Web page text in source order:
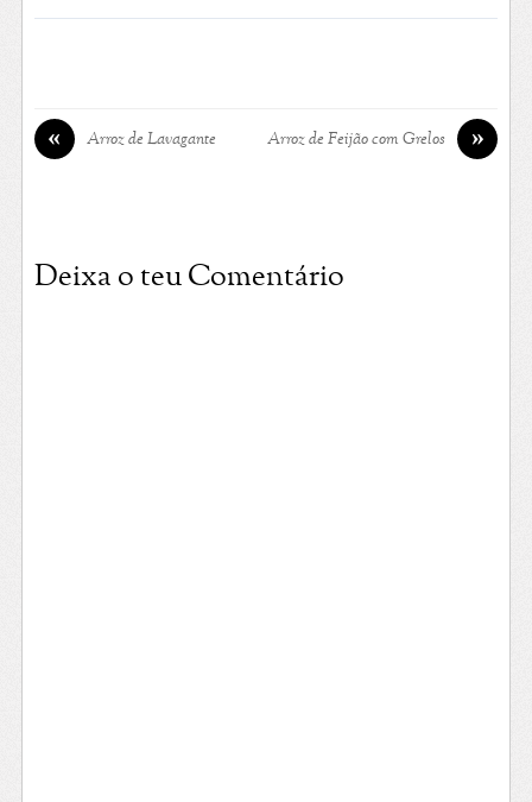
« Arroz de Lavagante »
Arroz de Feijão com Grelos
Deixa o teu Comentário